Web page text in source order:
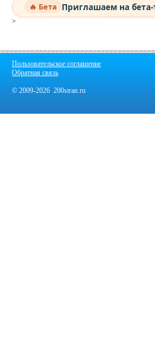
🔥 Бета Приглашаем на
>
Пользовательское соглашение
Обратная связь
© 2009-2026 200stran.ru